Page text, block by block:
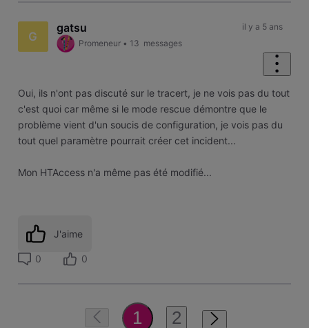
G
gatsu
Promeneur • 13 messages
il y a 5 ans
Oui, ils n'ont pas discuté sur le tracert, je ne vois pas du tout
c'est quoi car même si le mode rescue démontre que le
problème vient d'un soucis de configuration, je vois pas du
tout quel paramètre pourrait créer cet incident...
Mon HTAccess n'a même pas été modifié...
J'aime
0 0
1 2